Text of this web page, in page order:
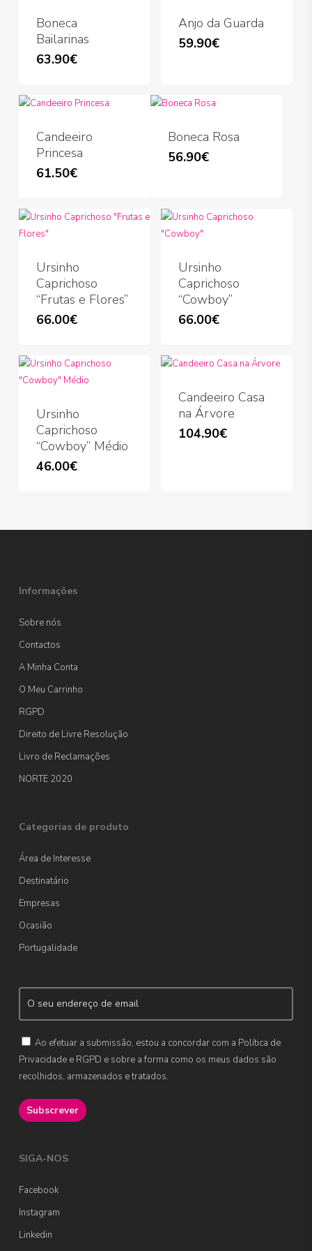
Boneca
Bailarinas
63.90€
Anjo da Guarda
59.90€
Candeeiro
Princesa
61.50€
Boneca Rosa
56.90€
Ursinho
Caprichoso
“Frutas e Flores”
66.00€
Ursinho
Caprichoso
“Cowboy”
66.00€
Ursinho
Caprichoso
“Cowboy” Médio
46.00€
Candeeiro Casa
na Árvore
104.90€
Informações
Sobre nós
Contactos
A Minha Conta
O Meu Carrinho
RGPD
Direito de Livre Resolução
Livro de Reclamações
NORTE 2020
Categorias de produto
Área de Interesse
Destinatário
Empresas
Ocasião
Portugalidade
Ao efetuar a submissão, estou a concordar com a Política de
Privacidade e RGPD e sobre a forma como os meus dados são
recolhidos, armazenados e tratados.
SIGA-NOS
Facebook
Instagram
Linkedin